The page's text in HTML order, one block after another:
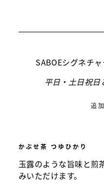
SABOEシグネチ
平日・土日祝日
追
かぶせ茶 つゆひかり
玉露のような旨味と煎
みいただけます。